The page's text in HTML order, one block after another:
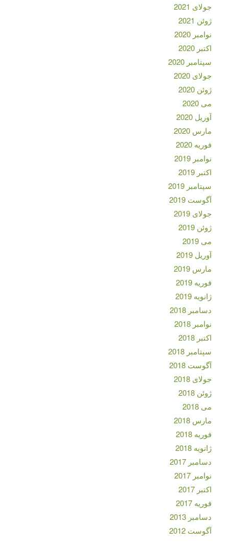
جولای 2021
ژوئن 2021
نوامبر 2020
اکتبر 2020
سپتامبر 2020
جولای 2020
ژوئن 2020
می 2020
آوریل 2020
مارس 2020
فوریه 2020
نوامبر 2019
اکتبر 2019
سپتامبر 2019
آگوست 2019
جولای 2019
ژوئن 2019
می 2019
آوریل 2019
مارس 2019
فوریه 2019
ژانویه 2019
دسامبر 2018
نوامبر 2018
اکتبر 2018
سپتامبر 2018
آگوست 2018
جولای 2018
ژوئن 2018
می 2018
مارس 2018
فوریه 2018
ژانویه 2018
دسامبر 2017
نوامبر 2017
اکتبر 2017
فوریه 2017
دسامبر 2013
آگوست 2012